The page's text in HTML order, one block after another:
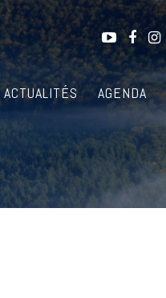
ACTUALITÉS AGENDA